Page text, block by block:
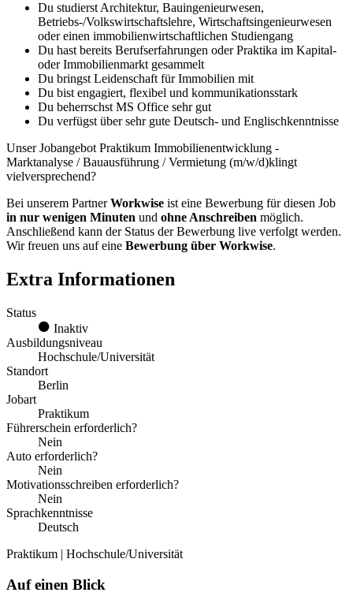
Du studierst Architektur, Bauingenieurwesen,
Betriebs-/Volkswirtschaftslehre, Wirtschaftsingenieurwesen
oder einen immobilienwirtschaftlichen Studiengang
Du hast bereits Berufserfahrungen oder Praktika im Kapital-
oder Immobilienmarkt gesammelt
Du bringst Leidenschaft für Immobilien mit
Du bist engagiert, flexibel und kommunikationsstark
Du beherrschst MS Office sehr gut
Du verfügst über sehr gute Deutsch- und Englischkenntnisse
Unser Jobangebot Praktikum Immobilienentwicklung -
Marktanalyse / Bauausführung / Vermietung (m/w/d)klingt
vielversprechend?
Bei unserem PartnerWorkwise ist eine Bewerbung für diesen Job
in nur wenigen Minuten und ohne Anschreiben möglich.
Anschließend kann der Status der Bewerbung live verfolgt werden.
Wir freuen uns auf eine Bewerbung über Workwise.
Extra Informationen
Status
Inaktiv
Ausbildungsniveau
Hochschule/Universität
Standort
Berlin
Jobart
Praktikum
Führerschein erforderlich?
Nein
Auto erforderlich?
Nein
Motivationsschreiben erforderlich?
Nein
Sprachkenntnisse
Deutsch
Praktikum | Hochschule/Universität
Auf einen Blick